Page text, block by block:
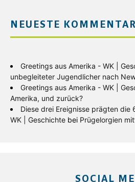
NEUESTE
Greetings aus Amerika - WK |
unbegleiteter Jugendlicher nach
Greetings aus Amerika - WK |
Amerika, und zurück?
Diese drei Ereignisse prägten die
WK | Geschichte bei Prügelorgien
SOCIAL